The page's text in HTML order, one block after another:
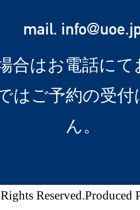
合はお電話にて
はご予約の受
ん。
Reserved.Produced